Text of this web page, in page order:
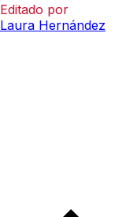
Editado por
Laura Hernández